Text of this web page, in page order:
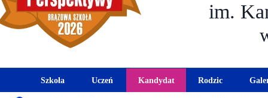
Rodzic
Szkoła Uczeń Kandydat
im.